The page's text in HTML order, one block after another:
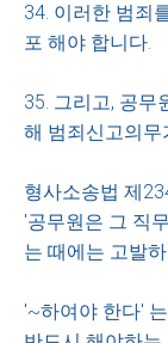
34. 이러한 범죄
포 해야 합니다.
35. 그리고, 공무
해 범죄신고의무
형사소송법 제
'공무원은 그 직
는 때에는 고발
'~하여야 한다'